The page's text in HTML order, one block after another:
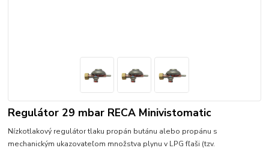
Regulátor 29 mbar RECA Minivistomatic
Nízkotlakový regulátor tlaku propán butánu alebo propánu s
mechanickým ukazovateľom množstva plynu v LPG fľaši (tzv.